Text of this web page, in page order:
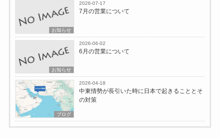
お知らせ
2026-07-17
7月の営業について
お知らせ
2026-06-02
6月の営業について
ブログ
2026-04-18
中東情勢が長引いた時に日本で起きることとそ
の対策